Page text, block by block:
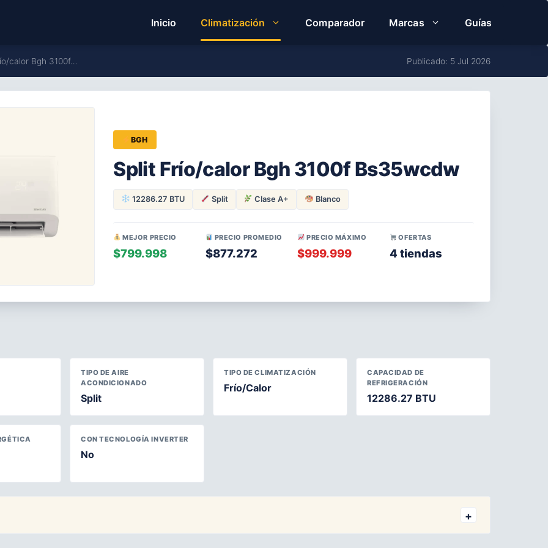
Inicio Climatización Comparador Marcas Guías
calor Bgh 3100f… Publicado: 5 Jul 2026
BGH
Split Frío/calor Bgh 3100f Bs35wcdw
12286.27 BTU Split Clase A+ Blanco
MEJOR PRECIO
$799.998
PRECIO PROMEDIO
$877.272
PRECIO MÁXIMO
$999.999
OFERTAS
4 tiendas
TIPO DE AIRE
ACONDICIONADO
Split
TIPO DE CLIMATIZACIÓN
Frío/Calor
CAPACIDAD DE
REFRIGERACIÓN
12286.27 BTU
CON TECNOLOGÍA INVERTER
No